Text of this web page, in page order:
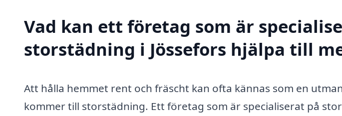
Vad kan ett företag som är
storstädning i Jössefors hjälpa till
Att hålla hemmet rent och fräscht kan ofta kännas som en
kommer till storstädning. Ett företag som är specialiserat på